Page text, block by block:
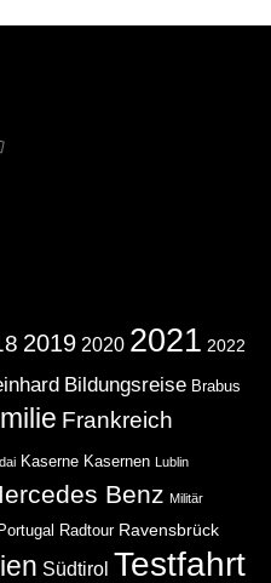
2019 2020 2021 2022
Bildungsreise Brabus
Frankreich
Kaserne Kasernen Lublin
Benz Militär
Portugal Radtour Ravensbrück
Südtirol Testfahrt